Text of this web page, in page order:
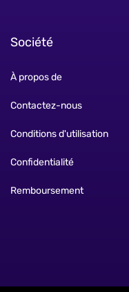
Société
À propos de
Contactez-nous
Conditions d'utilisation
Confidentialité
Remboursement